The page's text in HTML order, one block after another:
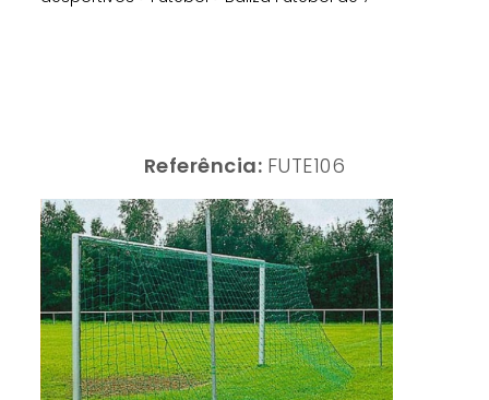
Referência: FUTE106